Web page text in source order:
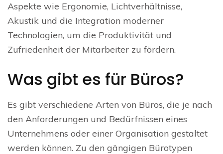
Aspekte wie Ergonomie, Lichtverhältnisse,
Akustik und die Integration moderner
Technologien, um die Produktivität und
Zufriedenheit der Mitarbeiter zu fördern.
Was gibt es für Büros?
Es gibt verschiedene Arten von Büros, die je nach
den Anforderungen und Bedürfnissen eines
Unternehmens oder einer Organisation gestaltet
werden können. Zu den gängigen Bürotypen